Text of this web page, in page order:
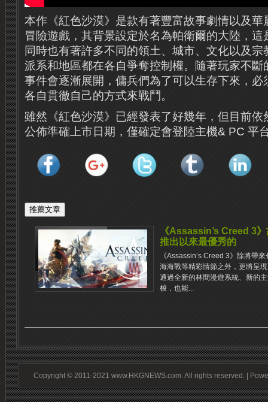
本作《紅色沙漠》是款有著豐富故事劇情以及華
冒險遊戲，其背景設定於名為帕衛爾的大陸，
同時也有著許多不同的領土、城市、文化以及
派系和地區都在各自爭奪控制權。隨著玩家不斷
事件會逐漸展開，傭兵們為了可以生存下來，必
各自貫徹自己的方式來戰鬥。
雖然《紅色沙漠》已經發表了好幾年，但目前依
公佈準確上市日期，僅確定會登陸主機& PC 平
《Assassin’s Creed 3
推出以來最優秀的
《Assassin’s Creed 3》除將帶
海海戰等精彩情節之外，更將呈
通過全新的林間漫遊系統、新的
梭，也能...
Copyright © 2011-2021 www.HKGNEWS.com. All rights reserved. |